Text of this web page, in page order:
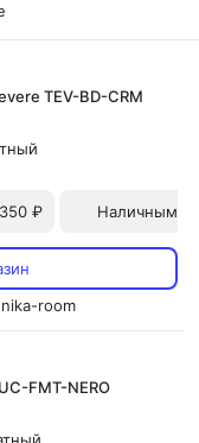
TEV-BD-CRM
₽ Наличными
room
FMT-NERO